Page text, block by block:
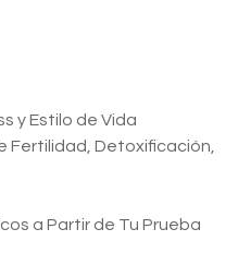
y Estilo de Vida
Fertilidad, Detoxificación,
a Partir de Tu Prueba